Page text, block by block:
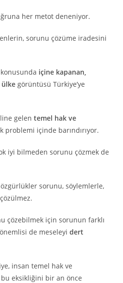
her metot deneniyor.
sorunu çözüme iradesini
içine kapanan,
ülke görüntüsü Türkiye’ye
gelentemel hak ve
problemi içinde barındırıyor.
iyi bilmeden sorunu çözmek de
sorunu, söylemlerle,
çözebilmek için sorunun farklı
de meseleyidert
insan temel hak ve
eksikliğini bir an önce